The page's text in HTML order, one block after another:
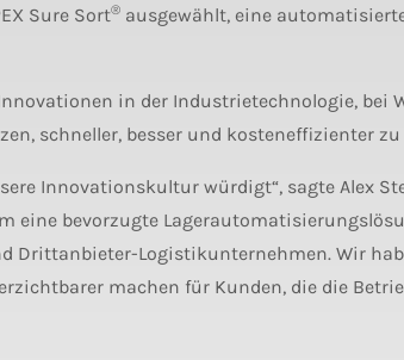
Sure Sort® ausgewählt, eine
in der Industrietechnologie, bei
schneller, besser und kosteneffizienter
Innovationskultur würdigt“, sagte Alex
eine bevorzugte
Drittanbieter-Logistikunternehmen. Wir
machen für Kunden, die die